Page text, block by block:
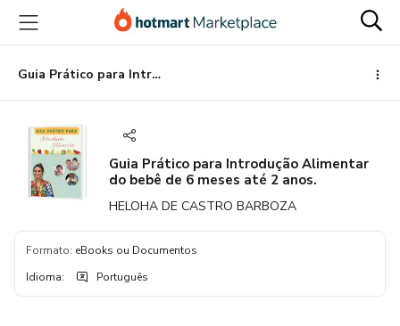
para
conteúdo
principal
para
pagamento
para
rodapé
Guia Prático para Introdução Alimentar do bebê de 6 meses até 2 anos.
Guia Prático para Introdução Alimentar
do bebê de 6 meses até 2 anos.
HELOHA DE CASTRO BARBOZA
Formato: eBooks ou Documentos
Idioma: Português